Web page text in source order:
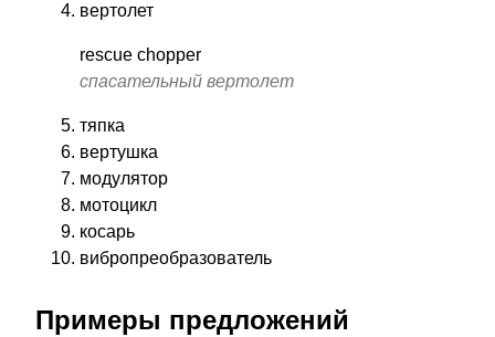
вертолет
rescue chopper
спасательный вертолет
тяпка
вертушка
модулятор
мотоцикл
косарь
вибропреобразователь
Примеры предложений